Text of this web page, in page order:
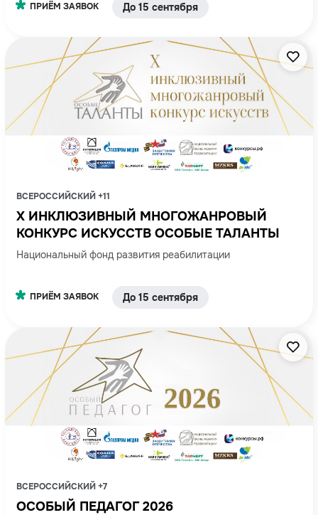
ПРИЁМ ЗАЯВОК До 15 сентября
ВСЕРОССИЙСКИЙ +11
X ИНКЛЮЗИВНЫЙ МНОГОЖАНРОВЫЙ
КОНКУРС ИСКУССТВ ОСОБЫЕ ТАЛАНТЫ
Национальный фонд развития реабилитации
ПРИЁМ ЗАЯВОК До 15 сентября
ВСЕРОССИЙСКИЙ +7
ОСОБЫЙ ПЕДАГОГ 2026